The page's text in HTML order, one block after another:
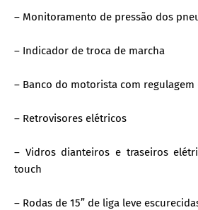
– Monitoramento de pressão dos
– Indicador de troca de marcha
– Banco do motorista com regulagem
– Retrovisores elétricos
– Vidros dianteiros e traseiros
touch
– Rodas de 15” de liga leve